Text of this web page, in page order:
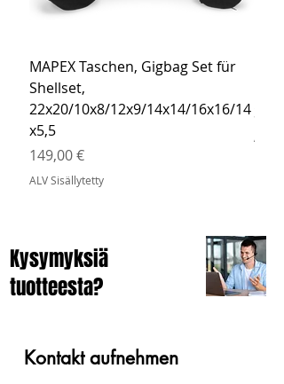
MAPEX Taschen, Gigbag Set für
Shellset,
22x20/10x8/12x9/14x14/16x16/14
x5,5
Hinta
149,00 €
ALV Sisällytetty
Hinta
ALV
Kysymyksiä
tuotteesta?
Kontakt aufnehmen